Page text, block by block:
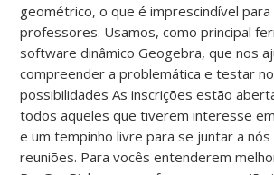
geométrico, o que é imprescindível
professores. Usamos, como principal
software dinâmico Geogebra, que nos
compreender a problemática e testar
possibilidades As inscrições estão
todos aqueles que tiverem interesse
e um tempinho livre para se juntar a nós
reuniões. Para vocês entenderem